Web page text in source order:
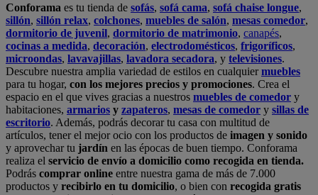
Conforama es tu tienda de sofás, sofá cama, sofá chaise longue,
sillón, sillón relax, colchones, muebles de salón, mesas comedor,
dormitorio de juvenil, dormitorio de matrimonio, canapés,
cocinas a medida, decoración, electrodomésticos, frigoríficos,
microondas, lavavajillas, lavadora secadora, y televisiones.
Descubre nuestra amplia variedad de estilos en cualquiermuebles
para tu hogar, con los mejores precios y promociones. Crea el
espacio en el que vives gracias a nuestros muebles de comedor y
habitaciones, armarios y zapateros, mesas de comedor y sillas de
escritorio. Además, podrás decorar tu casa con multitud de
artículos, tener el mejor ocio con los productos de imagen y sonido
y aprovechar tu jardín en las épocas de buen tiempo. Conforama
realiza el servicio de envío a domicilio como recogida en tienda.
Podrás comprar online entre nuestra gama de más de 7.000
productos y recibirlo en tu domicilio, o bien con recogida gratis